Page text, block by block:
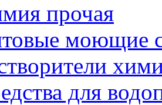
прочая
моющие
для